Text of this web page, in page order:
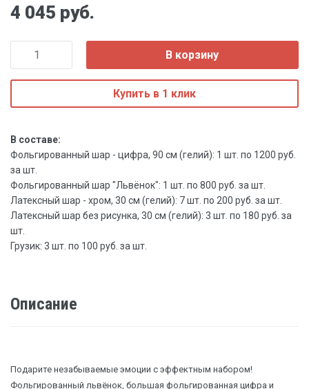
4 045 руб.
В корзину
Купить в 1 клик
В составе:
Фольгированный шар - цифра, 90 см (гелий): 1 шт. по 1200 руб.
за шт.
Фольгированный шар "Львёнок": 1 шт. по 800 руб. за шт.
Латексный шар - хром, 30 см (гелий): 7 шт. по 200 руб. за шт.
Латексный шар без рисунка, 30 см (гелий): 3 шт. по 180 руб. за
шт.
Грузик: 3 шт. по 100 руб. за шт.
Описание
Подарите незабываемые эмоции с эффектным набором!
Фольгированный львёнок, большая фольгированная цифра и